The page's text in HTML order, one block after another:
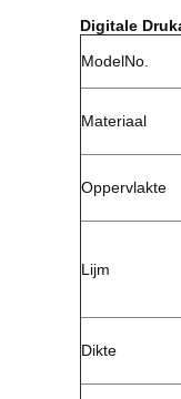
Digitale
ModelNo.
Materiaal
Oppervlakte
Lijm
Dikte